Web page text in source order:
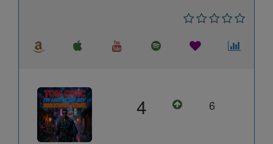
4 6